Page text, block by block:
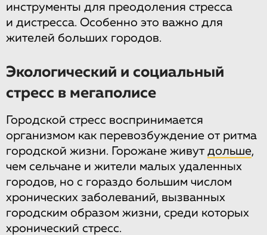
инструменты для преодоления стресса
и дистресса. Особенно это важно для
жителей больших городов.
Экологический и социальный
стресс в мегаполисе
Городской стресс воспринимается
организмом как перевозбуждение от ритма
городской жизни. Горожане живут дольше,
чем сельчане и жители малых удаленных
городов, но с гораздо большим числом
хронических заболеваний, вызванных
городским образом жизни, среди которых
хронический стресс.